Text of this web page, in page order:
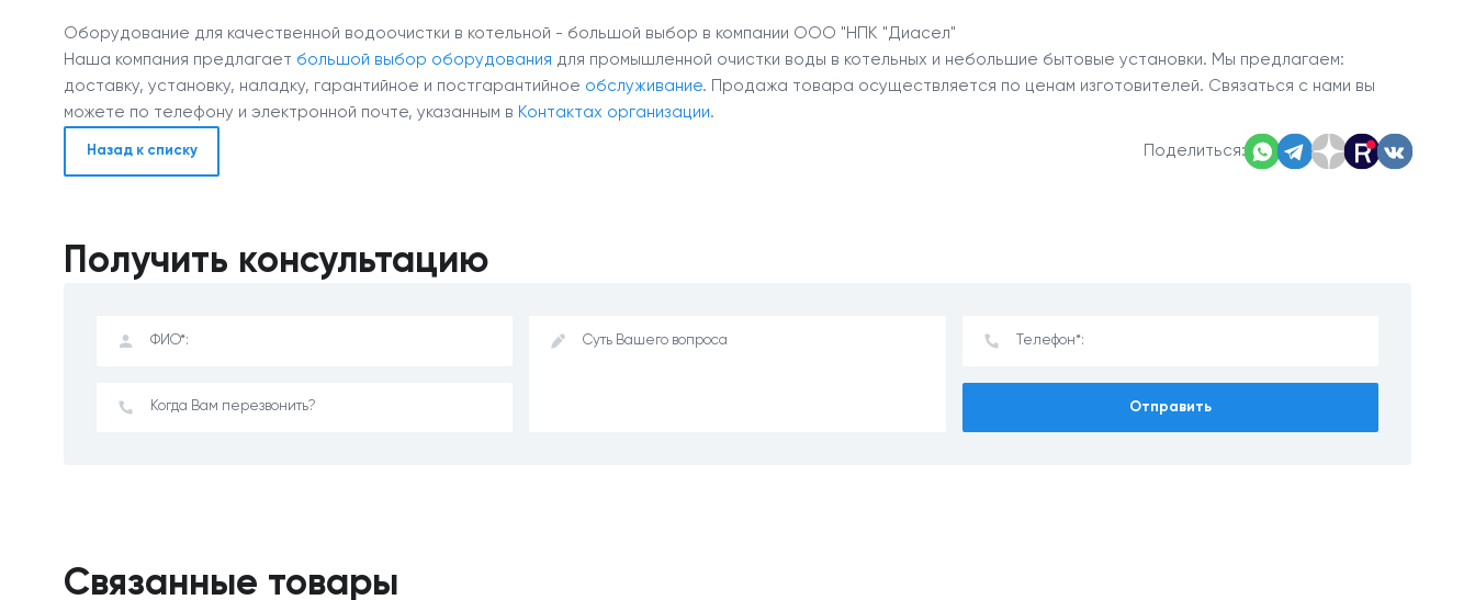
Оборудование для качественной водоочистки в котельной - большой выбор в компании ООО "НПК "Диасел"
Наша компания предлагает большой выбор оборудования для промышленной очистки воды в котельных и небольшие бытовые установки. Мы предлагаем:
доставку, установку, наладку, гарантийное и постгарантийное обслуживание. Продажа товара осуществляется по ценам изготовителей. Связаться с нами вы
можете по телефону и электронной почте, указанным в Контактах организации.
Назад к списку Поделиться:
Получить консультацию
Отправить
Связанные товары